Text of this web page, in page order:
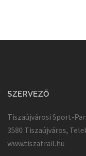
SZERVEZŐ
Tiszaújvárosi Sport-
3580 Tiszaújváros,
www.tiszatrail.hu